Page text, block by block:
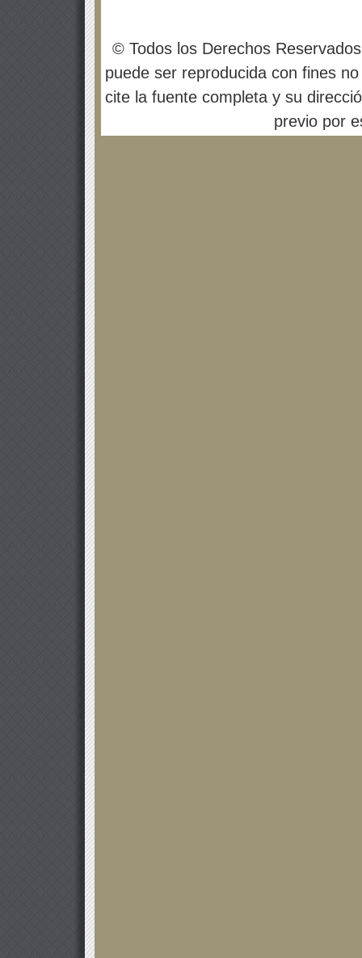
© Todos los Derechos
puede ser reproducida con fines
cite la fuente completa y su
previo por